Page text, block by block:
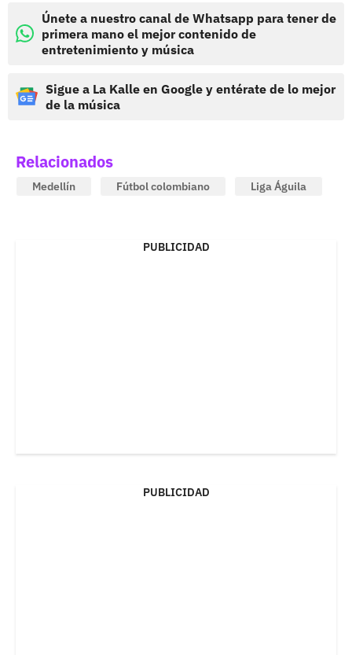
Únete a nuestro canal de Whatsapp para tener de
primera mano el mejor contenido de
entretenimiento y música
Sigue a La Kalle en Google y entérate de lo mejor
de la música
Relacionados
Medellín Fútbol colombiano Liga Águila
PUBLICIDAD
PUBLICIDAD